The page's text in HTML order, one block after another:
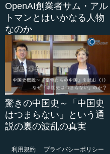
OpenAI創業者サム・アル
トマンとはいかなる人物
なのか
驚きの中国史～「中国史
はつまらない」という通
説の裏の波乱の真実
利用規約
プライバシーポリシー